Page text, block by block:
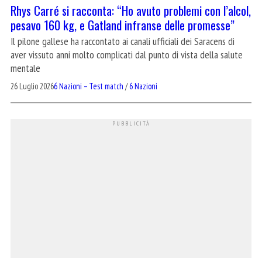
Rhys Carré si racconta: “Ho avuto problemi con l’alcol,
pesavo 160 kg, e Gatland infranse delle promesse”
Il pilone gallese ha raccontato ai canali ufficiali dei Saracens di
aver vissuto anni molto complicati dal punto di vista della salute
mentale
26 Luglio 20266 Nazioni – Test match /6 Nazioni